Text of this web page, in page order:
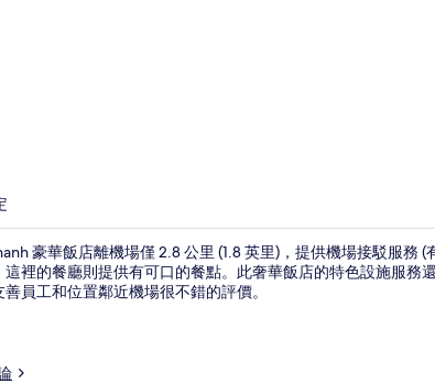
豪華飯店離機場僅 2.8 公里 (1.8 英里)，提供機場接駁服務
這裡的餐廳則提供有可口的餐點。此奢華飯店的特色設施服務
員工和位置鄰近機場很不錯的評價。
，